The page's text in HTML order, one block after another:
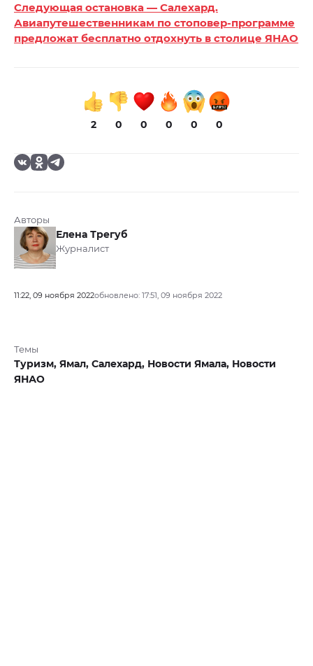
Следующая остановка — Салехард.
Авиапутешественникам по стоповер-программе
предложат бесплатно отдохнуть в столице ЯНАО
2 0 0 0 0 0
Авторы
Елена Трегуб
Журналист
11:22, 09 ноября 2022обновлено: 17:51, 09 ноября 2022
Темы
Туризм, Ямал, Салехард, Новости Ямала, Новости
ЯНАО